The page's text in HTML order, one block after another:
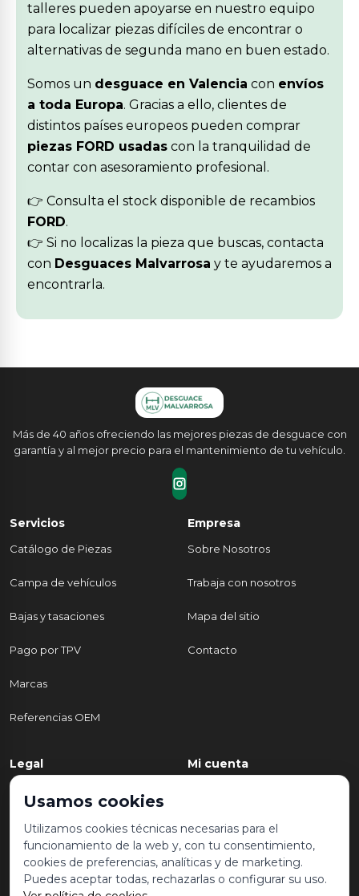
talleres pueden apoyarse en nuestro equipo
para localizar piezas difíciles de encontrar o
alternativas de segunda mano en buen estado.
Somos un desguace en Valencia con envíos
a toda Europa. Gracias a ello, clientes de
distintos países europeos pueden comprar
piezas FORD usadas con la tranquilidad de
contar con asesoramiento profesional.
👉 Consulta el stock disponible de recambios
FORD.
👉 Si no localizas la pieza que buscas, contacta
con Desguaces Malvarrosa y te ayudaremos a
encontrarla.
Más de 40 años ofreciendo las mejores piezas de desguace con
garantía y al mejor precio para el mantenimiento de tu vehículo.
Servicios
Catálogo de Piezas
Campa de vehículos
Bajas y tasaciones
Pago por TPV
Marcas
Referencias OEM
Empresa
Sobre Nosotros
Trabaja con nosotros
Mapa del sitio
Contacto
Legal
Política de Privacidad
Aviso legal y condiciones de
uso
Política de Cookies
Mi cuenta
Mis pedidos
Lista de deseos
Usamos cookies
Utilizamos cookies técnicas necesarias para el
funcionamiento de la web y, con tu consentimiento,
cookies de preferencias, analíticas y de marketing.
Puedes aceptar todas, rechazarlas o configurar su uso.